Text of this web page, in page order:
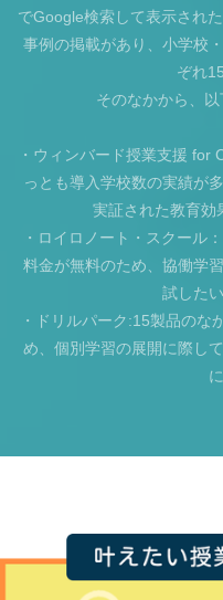
でGoogle検索して表示され
事例の掲載があり、小学校
ぞれ
そのなかから、以
・ウィンバード授業支援 for
っとも導入学校数の実績が
実証された教育効
・ロイロノート・スクール
料金が無料のため、協働学
試した
・ドリルパーク:15製品のな
め、個別学習の展開に際し